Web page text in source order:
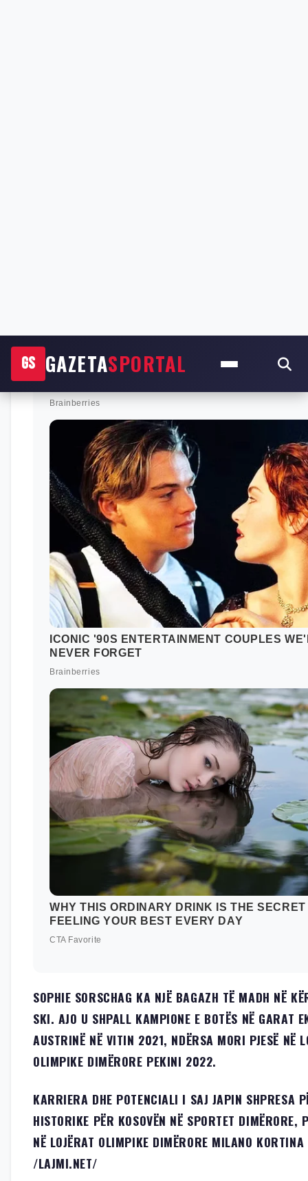
SOPHIE SORSCHAG KA NJË BAGAZH TË MADH NË
SKI. AJO U SHPALL KAMPIONE E BOTËS NË GARAT
AUSTRINË NË VITIN 2021, NDËRSA MORI PJESË NË
KARRIERA DHE POTENCIALI I SAJ JAPIN SHPRESA
HISTORIKE PËR KOSOVËN NË SPORTET DIMËRORE,
NË LOJËRAT OLIMPIKE DIMËRORE MILANO
/LAJMI.NET/